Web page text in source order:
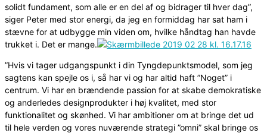
solidt fundament, som alle er en del af og bidrager til hver dag”,
siger Peter med stor energi, da jeg en formiddag har sat ham i
stævne for at udbygge min viden om, hvilke håndtag han havde
trukket i. Det er mange.
”Hvis vi tager udgangspunkt i din Tyngdepunktsmodel, som jeg
sagtens kan spejle os i, så har vi og har altid haft ”Noget” i
centrum. Vi har en brændende passion for at skabe demokratiske
og anderledes designprodukter i høj kvalitet, med stor
funktionalitet og skønhed. Vi har ambitioner om at bringe det ud
til hele verden og vores nuværende strategi ”omni” skal bringe os